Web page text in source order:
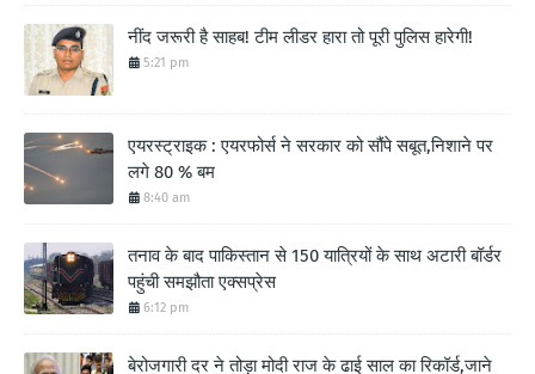
नींद जरूरी है साहब! टीम लीडर हारा तो पूरी पुलिस हारेगी!
5:21 pm
एयरस्ट्राइक : एयरफोर्स ने सरकार को सौंपे सबूत,निशाने पर
लगे 80 % बम
8:40 am
तनाव के बाद पाकिस्तान से 150 यात्रियों के साथ अटारी बॉर्डर
पहुंची समझौता एक्सप्रेस
6:12 pm
बेरोजगारी दर ने तोड़ा मोदी राज के ढाई साल का रिकॉर्ड,जाने